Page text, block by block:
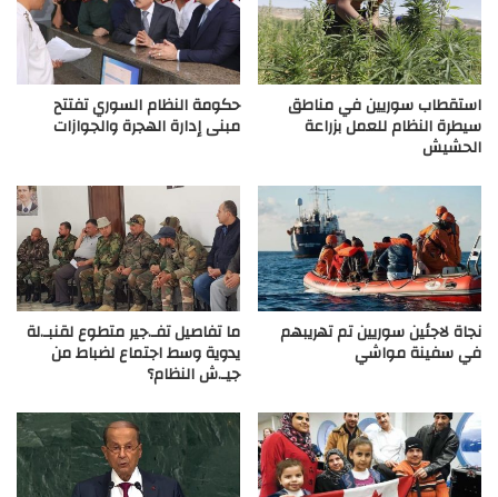
استقطاب سوريين في مناطق
سيطرة النظام للعمل بزراعة
الحشيش
حكومة النظام السوري تفتتح
مبنى إدارة الهجرة والجوازات
نجاة لاجئين سوريين تم تهريبهم
في سفينة مواشي
ما تفاصيل تفـ.جير متطوع لقنبـ.لة
يدوية وسط اجتماع لضباط من
جيـ.ش النظام؟